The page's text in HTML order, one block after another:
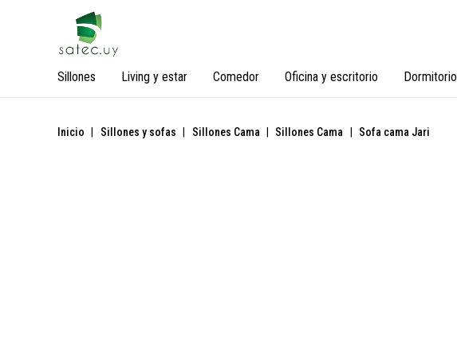
Sillones
Living y estar Comedor Oficina y escritorio Dormitorio
Inicio Sillones y sofas Sillones Cama Sillones Cama Sofa cama Jari